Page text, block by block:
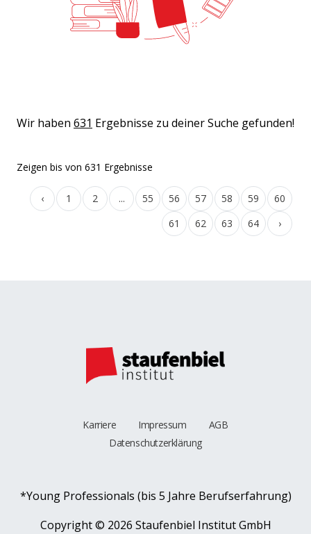
Wir haben 631 Ergebnisse zu deiner Suche gefunden!
Zeigen bis von 631 Ergebnisse
‹ 1 2 ... 55 56 57 58 59
60
61
62 63 64 ›
Karriere Impressum
AGB
Datenschutzerklärung
*Young Professionals (bis 5 Jahre Berufserfahrung)
Copyright © 2026 Staufenbiel Institut GmbH